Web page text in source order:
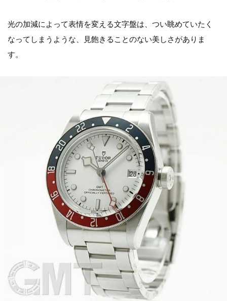
光の加減によって表情を変える文字盤は、つい眺めていたく
なってしまうような、見飽きることのない美しさがありま
す。